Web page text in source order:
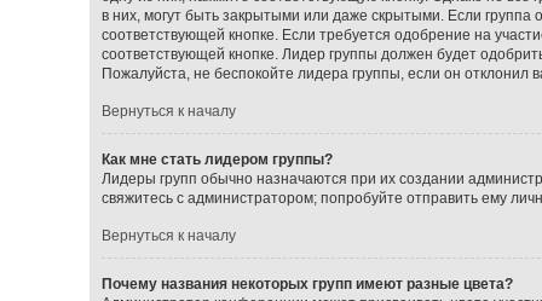
в них, могут быть закрытыми или даже скрытыми. Если
соответствующей кнопке. Если требуется одобрение на
соответствующей кнопке. Лидер группы должен будет
Пожалуйста, не беспокойте лидера группы, если он отклонил
Вернуться к началу
Как мне стать лидером группы?
Лидеры групп обычно назначаются при их создании
свяжитесь с администратором; попробуйте отправить ему
Вернуться к началу
Почему названия некоторых групп имеют разные цвета?